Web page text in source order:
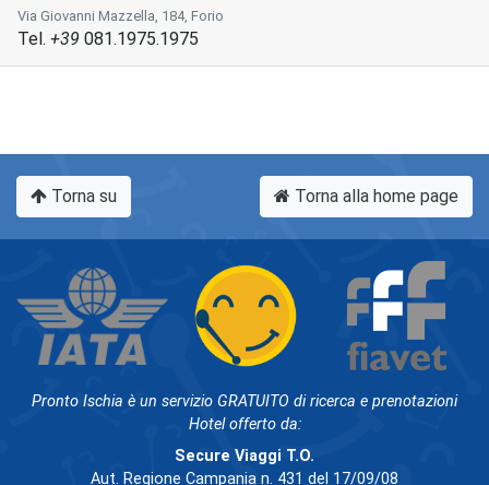
Via Giovanni Mazzella, 184, Forio
Tel. +39 081.1975.1975
Torna su Torna alla home page
Pronto Ischia è un servizio GRATUITO di ricerca e prenotazioni
Hotel offerto da:
Secure Viaggi T.O.
Aut. Regione Campania n. 431 del 17/09/08